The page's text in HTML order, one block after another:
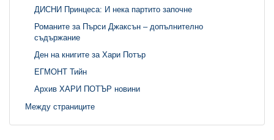
ДИСНИ Принцеса: И нека партито започне
Романите за Пърси Джаксън – допълнително
съдържание
Ден на книгите за Хари Потър
ЕГМОНТ Тийн
Архив ХАРИ ПОТЪР новини
Между страниците